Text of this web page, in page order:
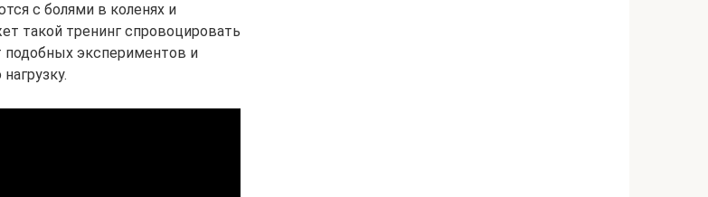
с болями в коленях и
такой тренинг спровоцировать
подобных экспериментов и